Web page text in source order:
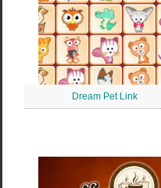
Dream Pet Link